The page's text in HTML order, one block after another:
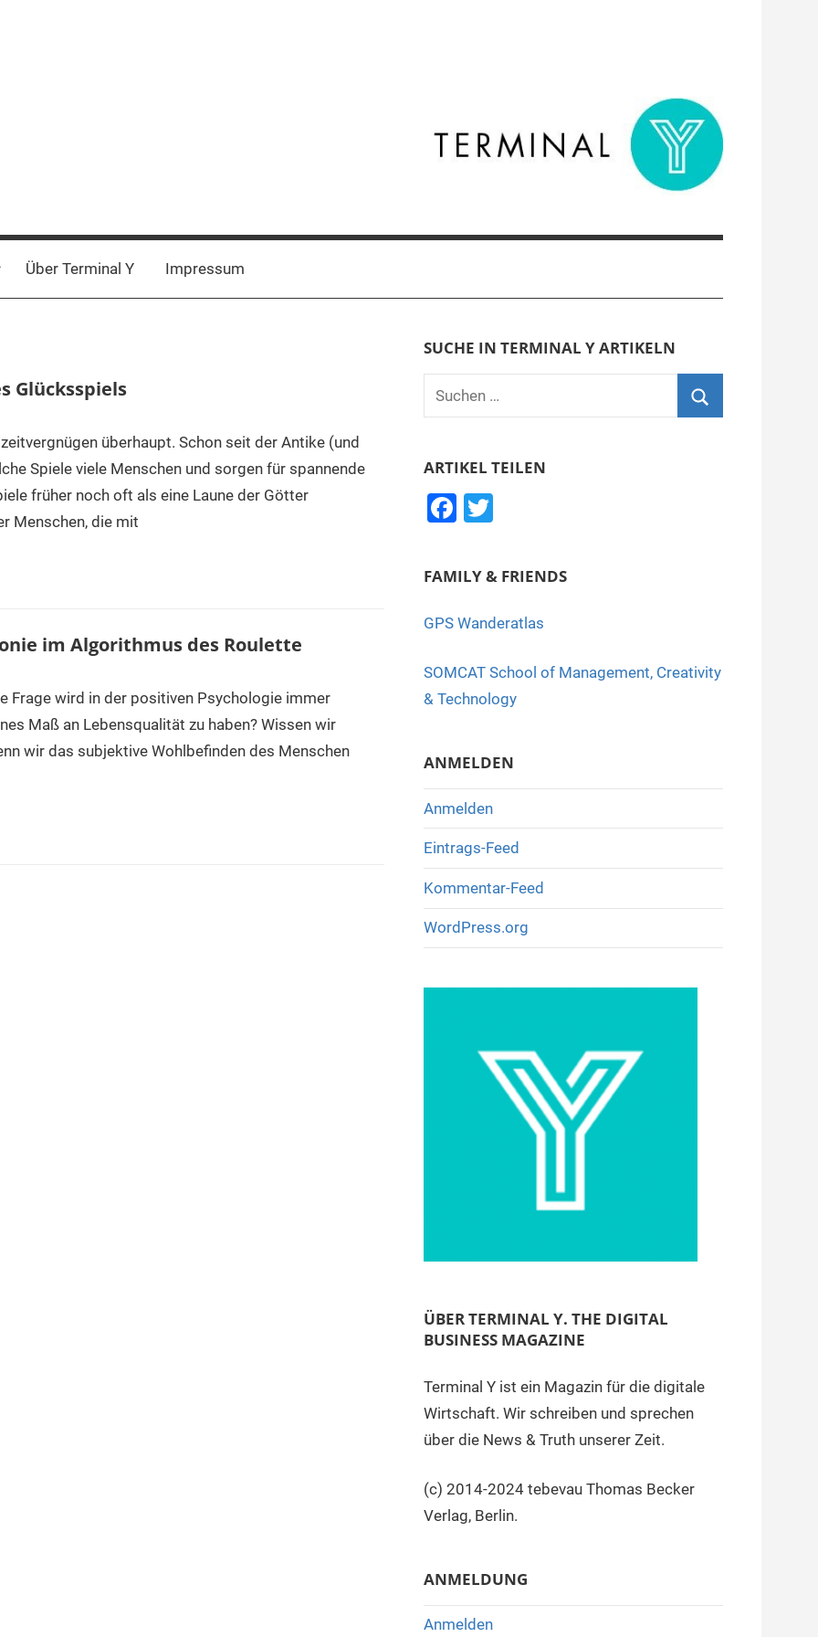
Über Terminal Y Impressum
Glücksspiels
überhaupt. Schon seit der Antike (und
Spiele viele Menschen und sorgen für spannende
früher noch oft als eine Laune der Götter
Menschen, die mit
im Algorithmus des Roulette
Frage wird in der positiven Psychologie immer
Maß an Lebensqualität zu haben? Wissen wir
wir das subjektive Wohlbefinden des Menschen
SUCHE IN TERMINAL Y ARTIKELN
Suchen
nach:
ARTIKEL TEILEN
F
c
b
o
k
T
tt
FAMILY & FRIENDS
GPS Wanderatlas
SOMCAT School of Management, Creativity
& Technology
ANMELDEN
Anmelden
Eintrags-Feed
Kommentar-Feed
WordPress.org
ÜBER TERMINAL Y. THE DIGITAL
BUSINESS MAGAZINE
Terminal Y ist ein Magazin für die digitale
Wirtschaft. Wir schreiben und sprechen
über die News & Truth unserer Zeit.
(c) 2014-2024 tebevau Thomas Becker
Verlag, Berlin.
ANMELDUNG
Anmelden